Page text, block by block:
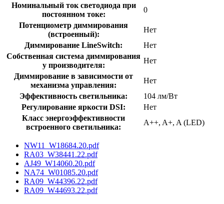
Номинальный ток светодиода при
постоянном токе:
0
Потенциометр диммирования
(встроенный):
Нет
Диммирование LineSwitch:
Нет
Собственная система диммирования
у производителя:
Нет
Диммирование в зависимости от
механизма управления:
Нет
Эффективность светильника:
104 лм/Вт
Регулирование яркости DSI:
Нет
Класс энергоэффективности
встроенного светильника:
A++, A+, A (LED)
NW11_W18684.20.pdf
RA03_W38441.22.pdf
AJ49_W14060.20.pdf
NA74_W01085.20.pdf
RA09_W44396.22.pdf
RA09_W44693.22.pdf